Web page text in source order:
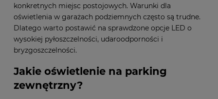
konkretnych miejsc postojowych. Warunki dla
oświetlenia w garażach podziemnych często są trudne.
Dlatego warto postawić na sprawdzone opcje LED o
wysokiej pyłoszczelności, udaroodporności i
bryzgoszczelności.
Jakie oświetlenie na parking
zewnętrzny?